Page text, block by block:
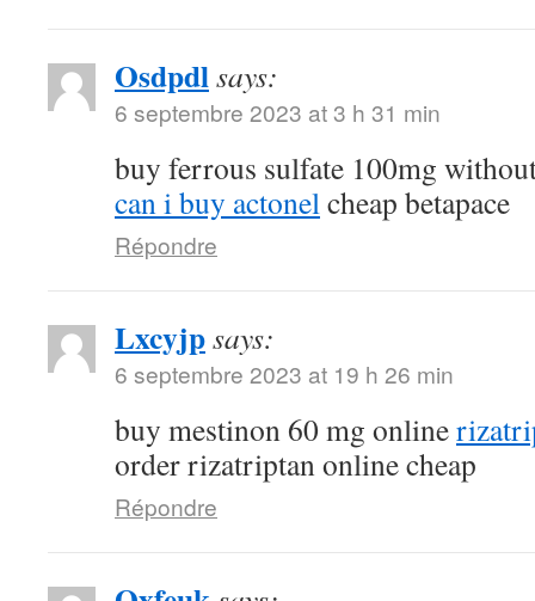
Osdpdlsays:
6 septembre 2023 at 3 h 31 min
buy ferrous sulfate 100mg
can i buy actonelcheap betapace
Répondre
Lxcyjpsays:
6 septembre 2023 at 19 h 26 min
buy mestinon 60 mg online
order rizatriptan online cheap
Répondre